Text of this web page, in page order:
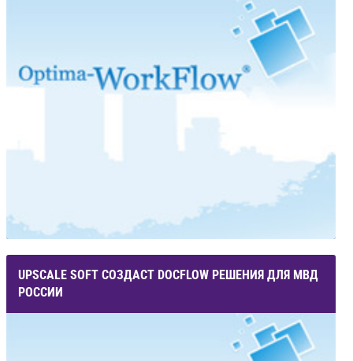
UPSCALE SOFT СОЗДАСТ DOCFLOW РЕШЕНИЯ ДЛЯ МВД
РОССИИ